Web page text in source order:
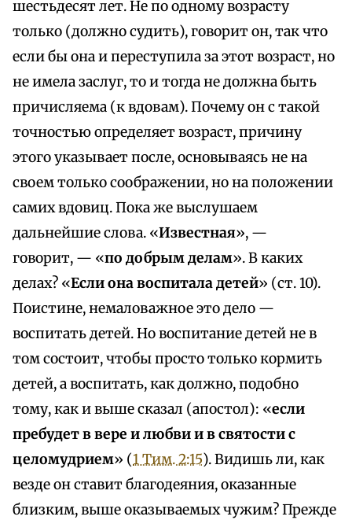
шестьдесят лет. Не по одному возрасту
только (должно судить), говорит он, так что
если бы она и переступила за этот возраст, но
не имела заслуг, то и тогда не должна быть
причисляема (к вдовам). Почему он с такой
точностью определяет возраст, причину
этого указывает после, основываясь не на
своем только соображении, но на положении
самих вдовиц. Пока же выслушаем
дальнейшие слова. «Известная», —
говорит, — «по добрым делам». В каких
делах? «Если она воспитала детей» (ст. 10).
Поистине, немаловажное это дело —
воспитать детей. Но воспитание детей не в
том состоит, чтобы просто только кормить
детей, а воспитать, как должно, подобно
тому, как и выше сказал (апостол): «если
пребудет в вере и любви и в святости с
целомудрием» (1 Тим. 2:15). Видишь ли, как
везде он ставит благодеяния, оказанные
близким, выше оказываемых чужим? Прежде